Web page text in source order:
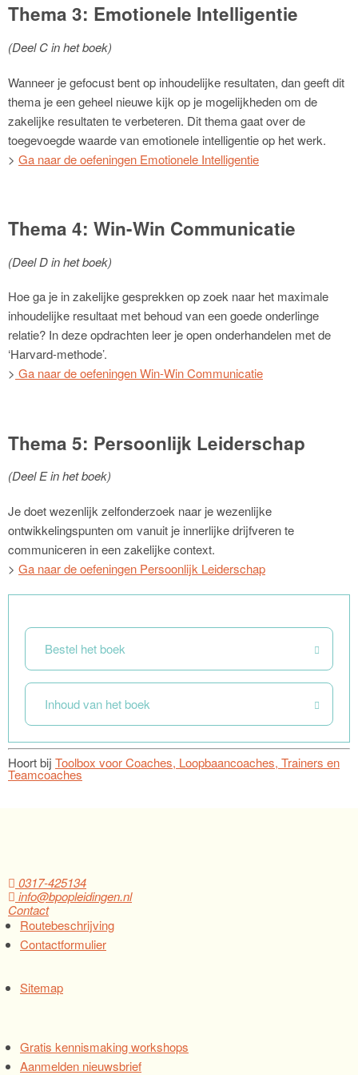
Thema 3: Emotionele Intelligentie
(Deel C in het boek)
Wanneer je gefocust bent op inhoudelijke resultaten, dan geeft dit
thema je een geheel nieuwe kijk op je mogelijkheden om de
zakelijke resultaten te verbeteren. Dit thema gaat over de
toegevoegde waarde van emotionele intelligentie op het werk.
> Ga naar de oefeningen Emotionele Intelligentie
Thema 4: Win-Win Communicatie
(Deel D in het boek)
Hoe ga je in zakelijke gesprekken op zoek naar het maximale
inhoudelijke resultaat met behoud van een goede onderlinge
relatie? In deze opdrachten leer je open onderhandelen met de
‘Harvard-methode’.
> Ga naar de oefeningen Win-Win Communicatie
Thema 5: Persoonlijk Leiderschap
(Deel E in het boek)
Je doet wezenlijk zelfonderzoek naar je wezenlijke
ontwikkelingspunten om vanuit je innerlijke drijfveren te
communiceren in een zakelijke context.
> Ga naar de oefeningen Persoonlijk Leiderschap
Bestel het boek
Inhoud van het boek
Hoort bij Toolbox voor Coaches, Loopbaancoaches, Trainers en
Teamcoaches
0317-425134
info@bpopleidingen.nl
Contact
Routebeschrijving
Contactformulier
Sitemap
Gratis kennismaking workshops
Aanmelden nieuwsbrief